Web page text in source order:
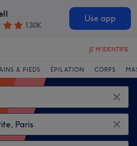
130K
Use app
JE M'IDENTIFIE
& PIEDS ÉPILATION CORPS